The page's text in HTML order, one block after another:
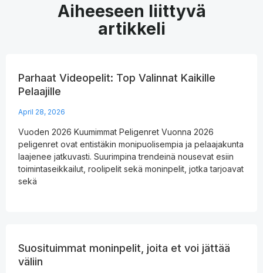
Aiheeseen liittyvä
artikkeli
Parhaat Videopelit: Top Valinnat Kaikille
Pelaajille
April 28, 2026
Vuoden 2026 Kuumimmat Peligenret Vuonna 2026
peligenret ovat entistäkin monipuolisempia ja pelaajakunta
laajenee jatkuvasti. Suurimpina trendeinä nousevat esiin
toimintaseikkailut, roolipelit sekä moninpelit, jotka tarjoavat
sekä
Suosituimmat moninpelit, joita et voi jättää
väliin